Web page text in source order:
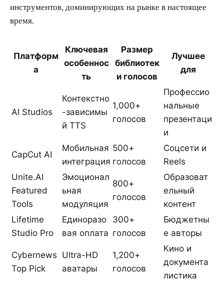
инструментов, доминирующих на рынке в настоящее
время.
Платформ
а
Ключевая
особеннос
ть
Размер
библиотек
и голосов
Лучшее
для
AI Studios
Контекстно
-зависимы
й TTS
1,000+
голосов
Профессио
нальные
презентаци
и
CapCut AI
Мобильная
интеграция
500+
голосов
Соцсети и
Reels
Unite.AI
Featured
Tools
Эмоционал
ьная
модуляция
800+
голосов
Образоват
ельный
контент
Lifetime
Studio Pro
Единоразо
вая оплата
300+
голосов
Бюджетны
е авторы
Cybernews
Top Pick
Ultra-HD
аватары
1,200+
голосов
Кино и
документа
листика